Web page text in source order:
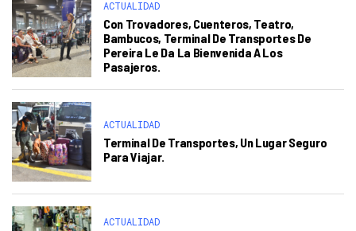
ACTUALIDAD
Con Trovadores, Cuenteros, Teatro,
Bambucos, Terminal De Transportes De
Pereira Le Da La Bienvenida A Los
Pasajeros.
ACTUALIDAD
Terminal De Transportes, Un Lugar Seguro
Para Viajar.
ACTUALIDAD